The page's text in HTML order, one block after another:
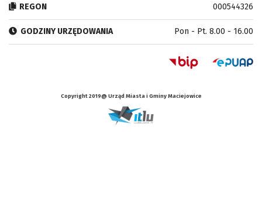
REGON 000544326
GODZINY URZĘDOWANIA Pon - Pt. 8.00 - 16.00
Copyright 2019@ Urząd Miasta i Gminy Maciejowice